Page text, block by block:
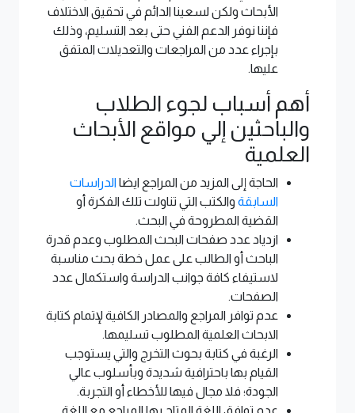
الأبحاث ولكن لسعينا الدائم في تحقيق الاختلاف
فإننا نوفر الدعم الفني حتى بعد التسليم، وذلك
بإجراء عدد من المراجعات والتعديلات المتفق
عليها.
أهم أسباب لجوء الطلاب
والباحثين إلي مواقع الأبحاث
العلمية
الحاجة إلى المزيد من المراجع ايضاالدراسات
السابقة والكتب التي تناولت تلك الفكرة أو
القضية المطروحة في البحث.
ازدياد عدد صفحات البحث المطلوب وعدم قدرة
الباحث أو الطالب على عمل خطة بحث مناسبة
لاستيفاء كافة جوانب الدراسة واستكمال عدد
الصفحات.
عدم توافر المراجع والمصادر الكافية لإتمام كتابة
الابحاث العلمية المطلوب تسليمها.
الرغبة في كتابة بحوث التخرج والتي يستوجب
القيام بها باحترافية شديدة وبأسلوب عالي
الجودة؛ فلا مجال فيها للأخطاء أو التجربة.
عدم توافق اللغة المتاح بها المراجع مع اللغة